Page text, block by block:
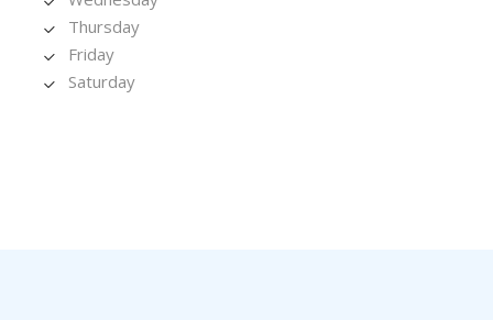
Thursday
Friday
Saturday